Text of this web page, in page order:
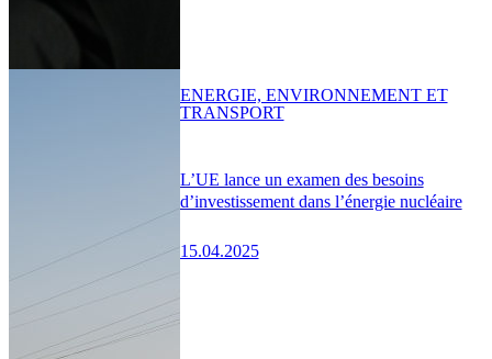
L’UE lance un examen des besoins
d’investissement dans l’énergie nucléaire
15.04.2025
ENERGIE, ENVIRONNEMENT ET
TRANSPORT